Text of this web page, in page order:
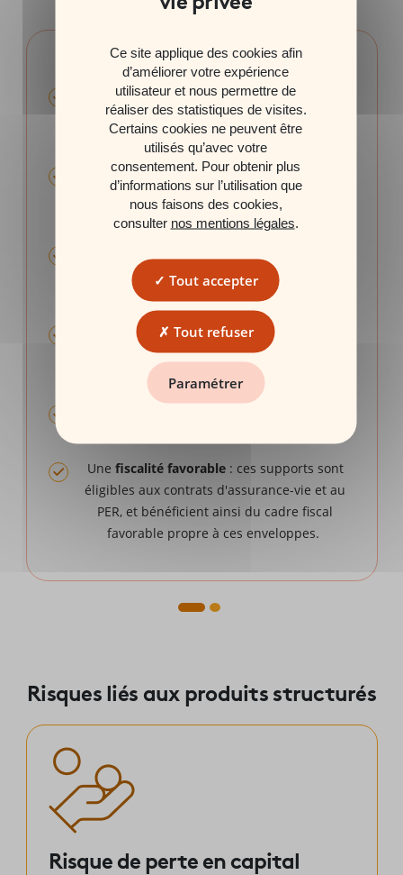
Atouts
Accéder aux marchés financiers tout en
bénéficiant d'uneprotection du capital
totale ou partielle.
objectif de gain(1)et des conditions de
pertedéfinis dès la souscription, en toute
transparence.
automatique
, généralement chaque année, si
les conditions prévues sont remplies.
Une liquidité quotidienne: le produit étant
coté, il peut être cédé à tout moment (la
valeur dépend des conditions de marché).
Une fiscalité favorable: ces supports sont
éligibles aux contrats d'assurance-vie et au
PER, et bénéficient ainsi du cadre fiscal
favorable propre à ces enveloppes.
Risques liés aux produits structurés
Risque de perte en capital
Ce site applique des cookies afin
d’améliorer votre expérience
utilisateur et nous permettre de
réaliser des statistiques de visites.
Certains cookies ne peuvent être
utilisés qu’avec votre
consentement. Pour obtenir plus
d’informations sur l’utilisation que
nous faisons des cookies,
consulter nos mentions légales.
Tout accepter
Tout refuser
Paramétrer